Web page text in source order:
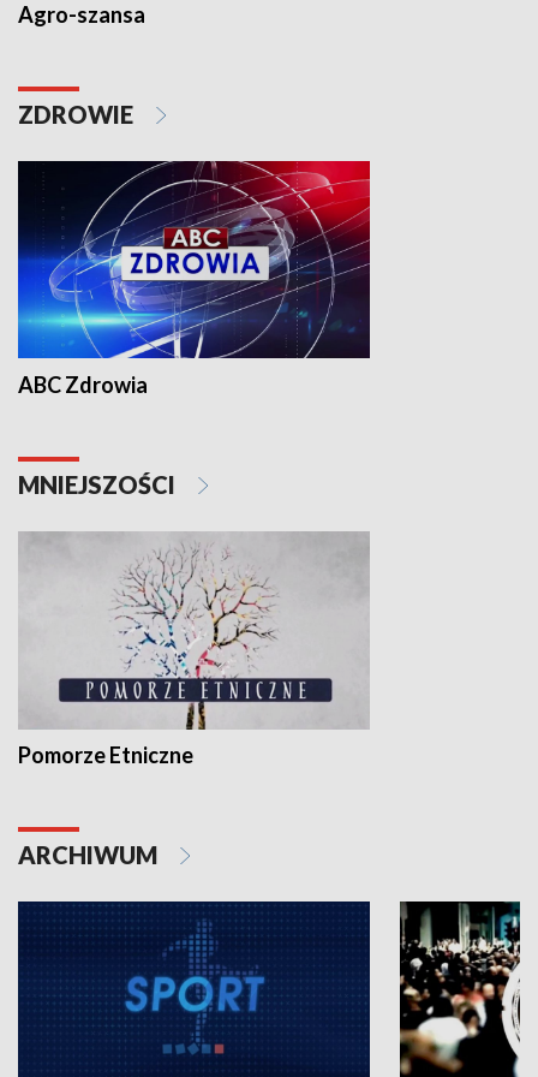
Agro-szansa
ZDROWIE
ABC Zdrowia
MNIEJSZOŚCI
Pomorze Etniczne
ARCHIWUM